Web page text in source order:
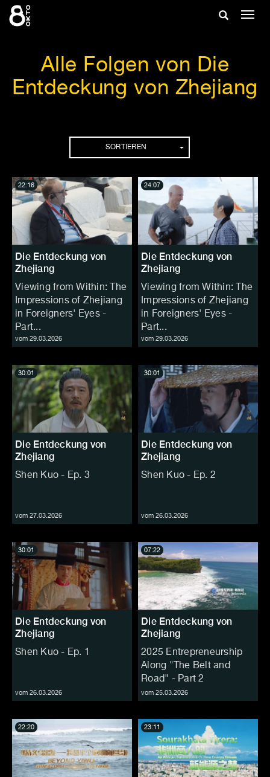
Zum
Inhalt
Suche
Alle Folgen von Die
Entdeckung von Zhejiang
SORTIEREN
Die Entdeckung von
Zhejiang
Viewing from Within: The
Impressions of Zhejiang
in Foreigners' Eyes -
Part...
vom 29.03.2026
22:16
Die Entdeckung von
Zhejiang
Viewing from Within: The
Impressions of Zhejiang
in Foreigners' Eyes -
Part...
vom 29.03.2026
24:07
Die Entdeckung von
Zhejiang
Shen Kuo - Ep. 3
vom 27.03.2026
30:01
Die Entdeckung von
Zhejiang
Shen Kuo - Ep. 2
vom 26.03.2026
30:01
Die Entdeckung von
Zhejiang
Shen Kuo - Ep. 1
vom 26.03.2026
30:01
Die Entdeckung von
Zhejiang
2025 Entrepreneurship
Along "The Belt and
Road" - Part 2
vom 25.03.2026
07:22
22:20 23:11